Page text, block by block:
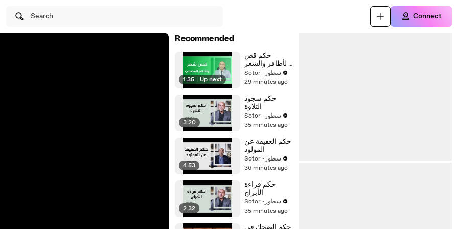
Search Connect
Recommended
1:35 Up next
حكم قص
الأظافر والشعر
للمضحيSotor -سطور
29 minutes ago
3:20
حكم سجود
التلاوة
Sotor -سطور
35 minutes ago
4:53
حكم العقيقة عن
المولود
Sotor -سطور
36 minutes ago
2:32
حكم قراءة
الأبراج
Sotor -سطور
35 minutes ago